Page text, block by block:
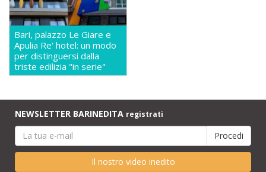
Bari, palazzo Le Giare e
Apulia Re' hotel: un modo
per distinguersi dalla
triste edilizia "in serie"
NEWSLETTER BARINEDITA registrati
Il nostro video inedito